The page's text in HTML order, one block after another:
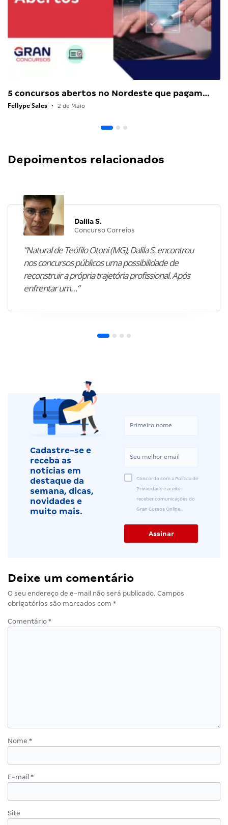
5 concursos abertos no Nordeste que pagam…
Fellype Sales • 2 de Maio
Depoimentos relacionados
Dalila S.
Concurso Correios
“Natural de Teófilo Otoni (MG), Dalila S. encontrou
nos concursos públicos uma possibilidade de
reconstruir a própria trajetória profissional. Após
enfrentar um…”
Cadastre-se e
receba as
notícias em
destaque da
semana, dicas,
novidades e
muito mais.
Concordo com a Política de
Privacidade e aceito
receber comunicações do
Gran Cursos Online.
Deixe um comentário
O seu endereço de e-mail não será publicado. Campos
obrigatórios são marcados com *
Comentário *
Nome *
E-mail *
Site